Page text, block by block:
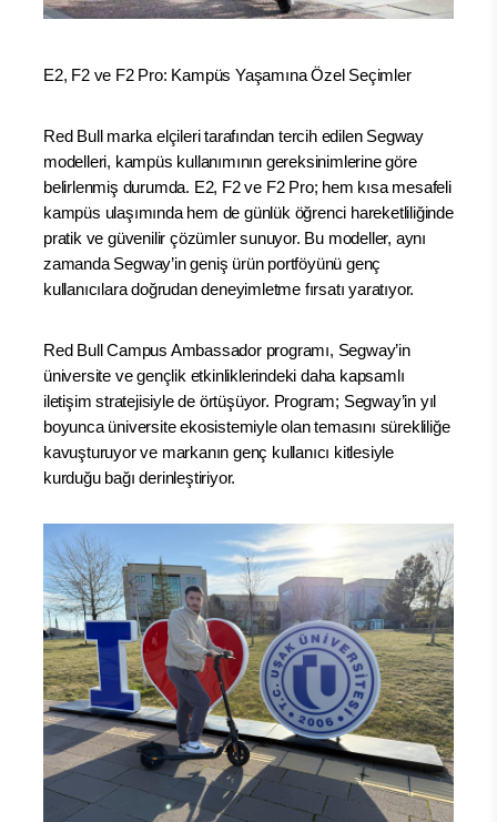
E2, F2 ve F2 Pro: Kampüs Yaşamına Özel Seçimler
Red Bull marka elçileri tarafından tercih edilen Segway
modelleri, kampüs kullanımının gereksinimlerine göre
belirlenmiş durumda. E2, F2 ve F2 Pro; hem kısa mesafeli
kampüs ulaşımında hem de günlük öğrenci hareketliliğinde
pratik ve güvenilir çözümler sunuyor. Bu modeller, aynı
zamanda Segway’in geniş ürün portföyünü genç
kullanıcılara doğrudan deneyimletme fırsatı yaratıyor.
Red Bull Campus Ambassador programı, Segway’in
üniversite ve gençlik etkinliklerindeki daha kapsamlı
iletişim stratejisiyle de örtüşüyor. Program; Segway’in yıl
boyunca üniversite ekosistemiyle olan temasını sürekliliğe
kavuşturuyor ve markanın genç kullanıcı kitlesiyle
kurduğu bağı derinleştiriyor.